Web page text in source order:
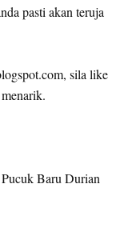
pasti akan teruja
sila like